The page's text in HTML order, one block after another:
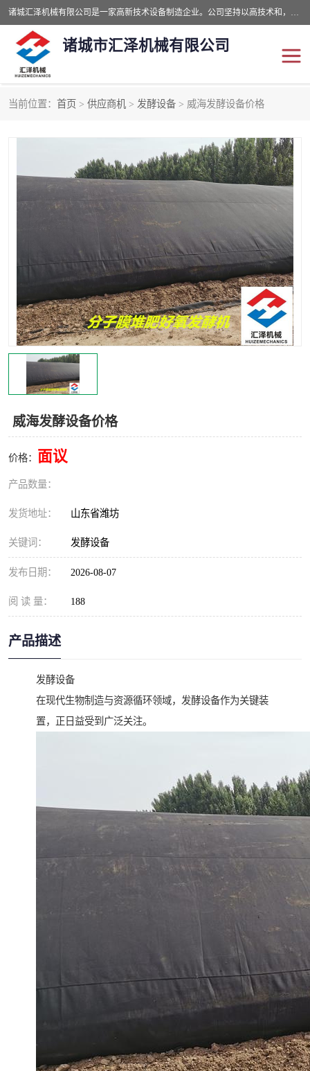
诸城汇泽机械有限公司是一家高新技术设备制造企业。公司坚持以高技术和，高服务于用户，以的环保机械制造设备赢的用户的信赖。现在主要生产死亡畜禽无害化处理和立式和卧式有机肥设备，搅拌机，烘干机，高温发酵机等。污水处理设备，固液分离机。气浮机，化制机等。公司秉承品质，用户至上，科技创新的经营理。
诸城市汇泽机械有限公司
当前位置： 首页 > 供应商机 > 发酵设备 > 威海发酵设备价格
威海发酵设备价格
价格： 面议
产品数量：
发货地址： 山东省潍坊
关键词： 发酵设备
发布日期： 2026-08-07
阅 读 量： 188
产品描述
发酵设备
在现代生物制造与资源循环领域，发酵设备作为关键装
置，正日益受到广泛关注。
有机肥设备
纳米膜好氧发酵堆肥机 粪污烘干酶体机
纳米膜发酵
分子膜堆肥仓
分子膜发酵堆肥设备